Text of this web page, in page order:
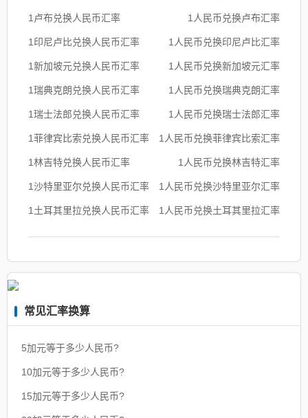
1卢布兑换人民币汇率 1人民币兑换卢布汇率
1印尼卢比兑换人民币汇率 1人民币兑换印尼卢比汇率
1新加坡元兑换人民币汇率 1人民币兑换新加坡元汇率
1瑞典克朗兑换人民币汇率 1人民币兑换瑞典克朗汇率
1瑞士法郎兑换人民币汇率 1人民币兑换瑞士法郎汇率
1菲律宾比索兑换人民币汇率 1人民币兑换菲律宾比索汇率
1林吉特兑换人民币汇率 1人民币兑换林吉特汇率
1沙特里亚尔兑换人民币汇率 1人民币兑换沙特里亚尔汇率
1土耳其里拉兑换人民币汇率 1人民币兑换土耳其里拉汇率
常见汇率换算
5加元等于多少人民币?
10加元等于多少人民币?
15加元等于多少人民币?